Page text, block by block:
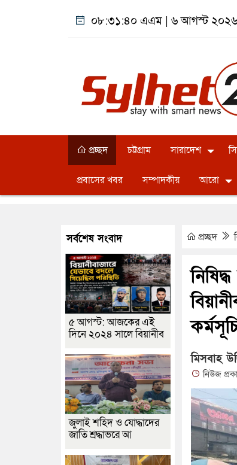
০৮:৩১:৪১ এএম| ৬ আগস্ট ২০২৬
প্রচ্ছদ চট্টগ্রাম সারাদেশ
প্রবাসের খবর সম্পাদকীয় আরো
প্রচ্ছদ
মিসবাহ
নিউজ
সর্বশেষ সংবাদ
৫ আগস্ট: আজকের এই
দিনে ২০২৪ সালে বিয়ানীব
জুলাই শহিদ ও যোদ্ধাদের
জাতি শ্রদ্ধাভরে আ